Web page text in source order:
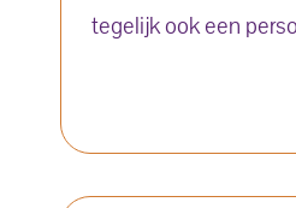
tegelijk ook een